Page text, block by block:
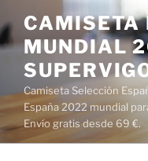
al
contenido
CAMISETA
MUNDIAL
Camiseta Selección
España 2022 mundial
Envío gratis desde 69 €.